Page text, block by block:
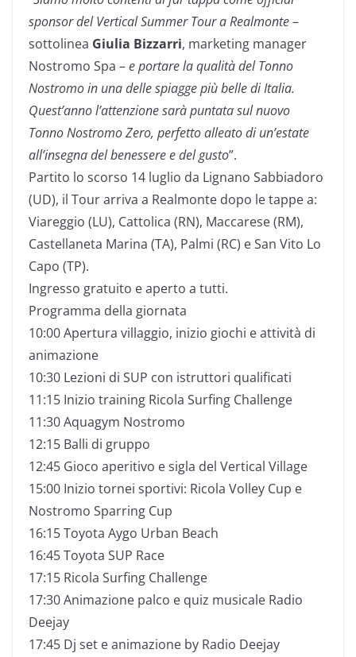
sponsor del Vertical Summer Tour a Realmonte–
sottolinea Giulia Bizzarri, marketing manager
Nostromo Spa –e portare la qualità del Tonno
Nostromo in una delle spiagge più belle di Italia.
Quest’anno l’attenzione sarà puntata sul nuovo
Tonno Nostromo Zero, perfetto alleato di un’estate
all’insegna del benessere e del gusto”.
Partito lo scorso 14 luglio da Lignano Sabbiadoro
(UD), il Tour arriva a Realmonte dopo le tappe a:
Viareggio (LU), Cattolica (RN), Maccarese (RM),
Castellaneta Marina (TA), Palmi (RC) e San Vito Lo
Capo (TP).
Ingresso gratuito e aperto a tutti.
Programma della giornata
10:00 Apertura villaggio, inizio giochi e attività di
animazione
10:30 Lezioni di SUP con istruttori qualificati
11:15 Inizio training Ricola Surfing Challenge
11:30 Aquagym Nostromo
12:15 Balli di gruppo
12:45 Gioco aperitivo e sigla del Vertical Village
15:00 Inizio tornei sportivi: Ricola Volley Cup e
Nostromo Sparring Cup
16:15 Toyota Aygo Urban Beach
16:45 Toyota SUP Race
17:15 Ricola Surfing Challenge
17:30 Animazione palco e quiz musicale Radio
Deejay
17:45 Dj set e animazione by Radio Deejay